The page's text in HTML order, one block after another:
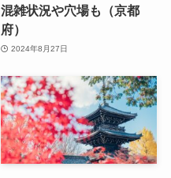
混雑状況や穴場も（京都
府）
2024年8月27日